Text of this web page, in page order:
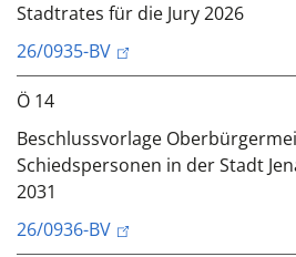
Stadtrates für die Jury 2026
26/0935-BV
Ö 14
Beschlussvorlage
Schiedspersonen in der Stadt
2031
26/0936-BV